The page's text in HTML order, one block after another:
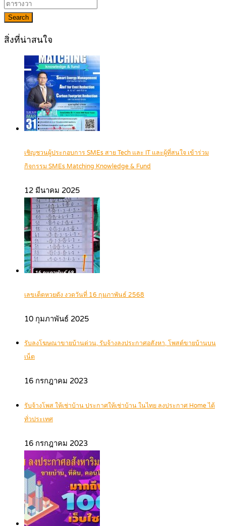
Search
สิ่งที่น่าสนใจ
เชิญชวนผู้ประกอบการ SMEs สาย Tech และ IT และผู้ที่สนใจ เข้าร่วม
กิจกรรม SMEs Matching Knowledge & Fund
12 มีนาคม 2025
เลขเด็ดหวยดัง งวดวันที่ 16 กุมภาพันธ์ 2568
10 กุมภาพันธ์ 2025
รับลงโฆษณาขายบ้านด่วน, รับจ้างลงประกาศอสังหา, โพสต์ขายบ้านบน
เน็ต
16 กรกฎาคม 2023
รับจ้างโพส ให้เช่าบ้าน ประกาศให้เช่าบ้าน ในไทย ลงประกาศ Home ได้
ทั่วประเทศ
16 กรกฎาคม 2023